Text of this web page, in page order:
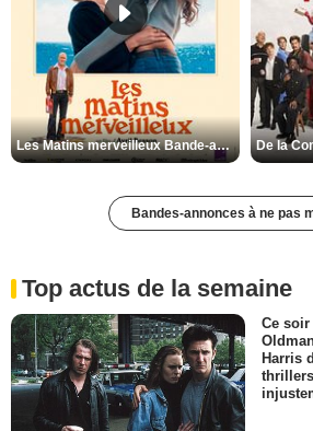
Les Matins merveilleux Bande-annonce VF
Bandes-annonces à ne pas
Top actus de la semaine
Ce soir
Harris